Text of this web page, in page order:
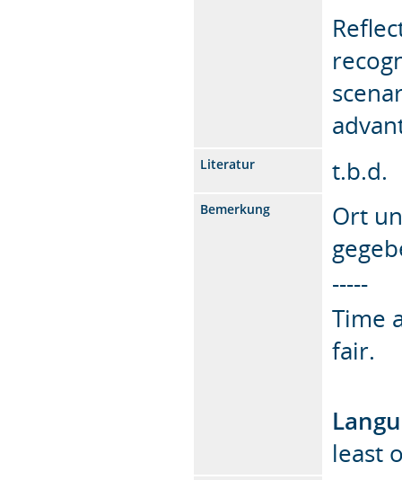
Literatur t.b.d.
Bemerkung
Ort
-----
Time
fair.
least